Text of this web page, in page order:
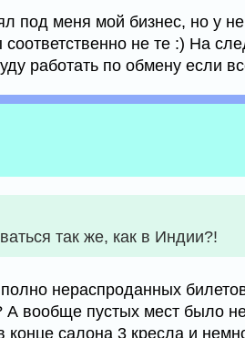
под меня мой бизнес, но у
соответственно не те :) На
работать по обмену если
так же, как в Индии?!
нераспроданных
А вообще пустых мест было
конце салона 3 кресла и